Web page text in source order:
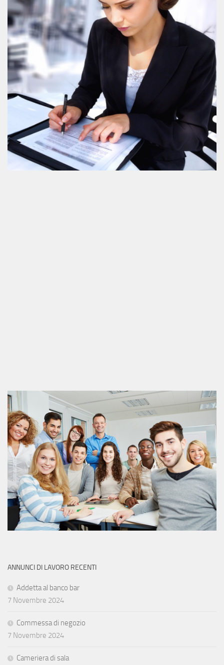
ANNUNCI DI LAVORO RECENTI
Addetta al banco bar
7 Novembre 2024
Commessa di negozio
7 Novembre 2024
Cameriera di sala